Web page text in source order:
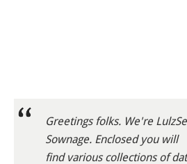
Greetings folks. We're
Sownage. Enclosed you will
find various collections of